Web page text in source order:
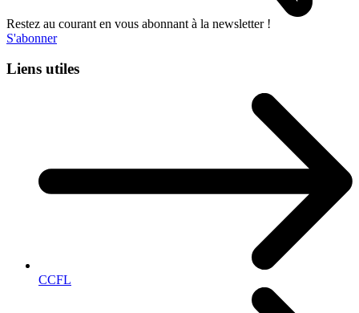
Restez au courant en vous abonnant à la newsletter !
S'abonner
Liens utiles
CCFL